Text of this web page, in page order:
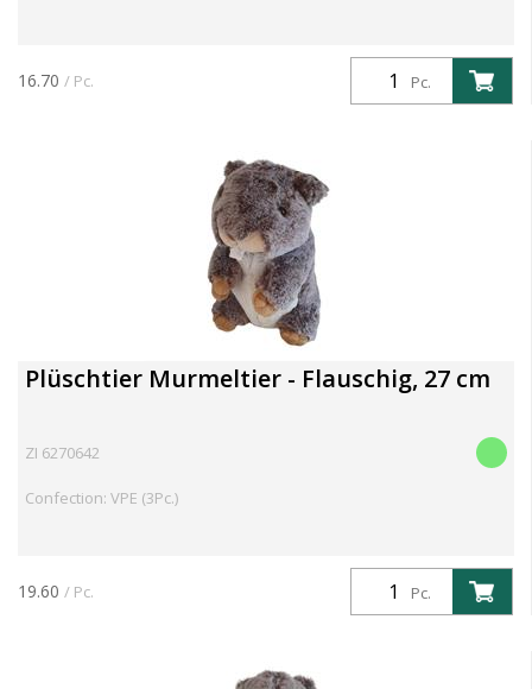
Pc.
16.70 / Pc.
Plüschtier Murmeltier - Flauschig, 27 cm
ZI 6270642
Confection: VPE (3Pc.)
Pc.
19.60 / Pc.